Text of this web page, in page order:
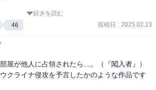
囲まれた冬の今だから、
っています。素敵な表現！
上に、また新しい雪が重なり、町の表面はな
われてしまって、数日の後、もしくは数時間
歯車に故障がおきたかのように、街全体がぴ
ていた」
続きを読む
46 投稿日 : 2025.02.13
屋が他人に占領されたら…。（『闖入者』）
クライナ侵攻を予言したかのような作品です